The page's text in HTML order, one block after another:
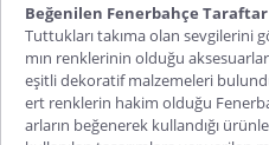
Beğenilen Fenerbahçe
Tuttukları takıma olan sevgilerini
mın renklerinin olduğu
eşitli dekoratif malzemeleri
ert renklerin hakim olduğu
arların beğenerek kullandığı